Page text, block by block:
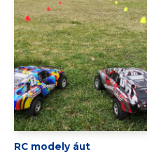
RC modely áut